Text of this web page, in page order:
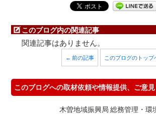
このブログ内の関連記事
関連記事はありません。
← 前の記事 このブログのトップ
このブログへの取材依頼や情報提供、ご意
木曽地域振興局 総務管理・環